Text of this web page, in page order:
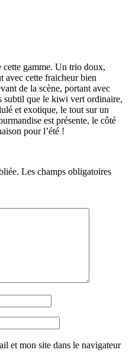
cette gamme. Un trio doux,
avec cette fraicheur bien
de la scène, portant avec
que le kiwi vert ordinaire,
et exotique, le tout sur un
est présente, le côté
pour l’été !
Les champs obligatoires
et mon site dans le navigateur